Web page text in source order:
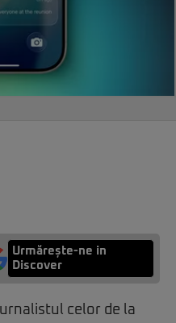
Urmărește-ne in
Discover
celor de la